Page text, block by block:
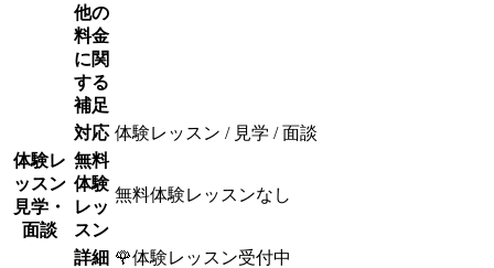
他の
料金
に関
する
補足
体験レ
ッスン
見学・
面談
対応 体験レッスン / 見学 / 面談
無料
体験
レッ
スン
無料体験レッスンなし
詳細 🌹体験レッスン受付中